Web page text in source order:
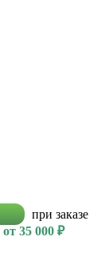
при заказе
от 35 000 ₽